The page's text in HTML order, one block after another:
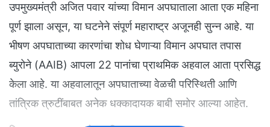
उपमुख्यमंत्री अजित पवार यांच्या विमान अपघाताला आता एक महिना
पूर्ण झाला असून, या घटनेने संपूर्ण महाराष्ट्र अजूनही सुन्न आहे. या
भीषण अपघाताच्या कारणांचा शोध घेणाऱ्या विमान अपघात तपास
ब्युरोने (AAIB) आपला 22 पानांचा प्राथमिक अहवाल आता प्रसिद्ध
केला आहे. या अहवालातून अपघाताच्या वेळची परिस्थिती आणि
तांत्रिक त्रुटींबाबत अनेक धक्कादायक बाबी समोर आल्या आहेत.